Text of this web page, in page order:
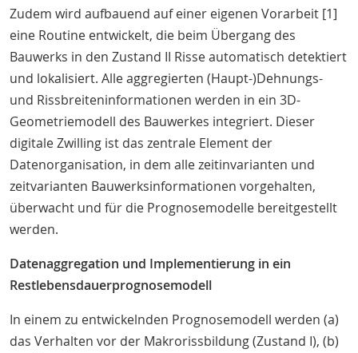
Zudem wird aufbauend auf einer eigenen Vorarbeit [1]
eine Routine entwickelt, die beim Übergang des
Bauwerks in den Zustand II Risse automatisch detektiert
und lokalisiert. Alle aggregierten (Haupt-)Dehnungs-
und Rissbreiteninformationen werden in ein 3D-
Geometriemodell des Bauwerkes integriert. Dieser
digitale Zwilling ist das zentrale Element der
Datenorganisation, in dem alle zeitinvarianten und
zeitvarianten Bauwerksinformationen vorgehalten,
überwacht und für die Prognosemodelle bereitgestellt
werden.
Datenaggregation und Implementierung in ein
Restlebensdauerprognosemodell
In einem zu entwickelnden Prognosemodell werden (a)
das Verhalten vor der Makrorissbildung (Zustand I), (b)